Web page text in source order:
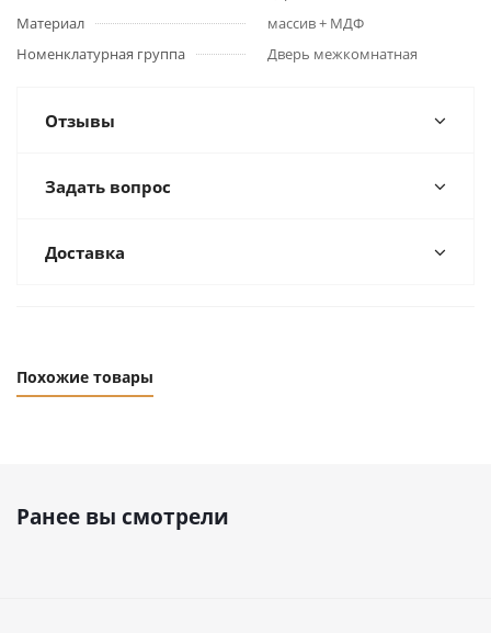
Материал
массив + МДФ
Номенклатурная группа
Дверь межкомнатная
Отзывы
Задать вопрос
Доставка
Похожие товары
Ранее вы смотрели